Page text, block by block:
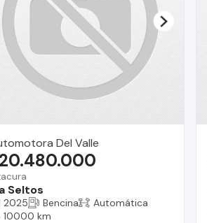
Del Valle
Seltos
2025 Bencina
Automática
10000 km